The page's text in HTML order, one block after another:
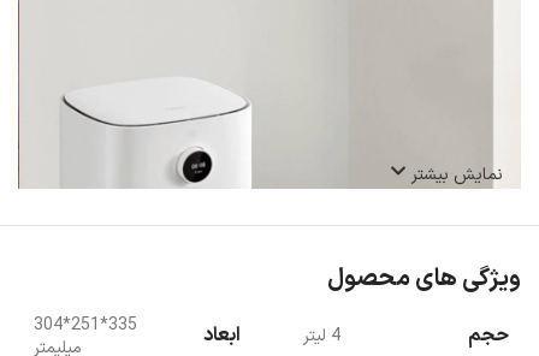
نمایش بیشتر
ویژگی های محصول
حجم 4 لیتر ابعاد
335*251*304
میلیمتر